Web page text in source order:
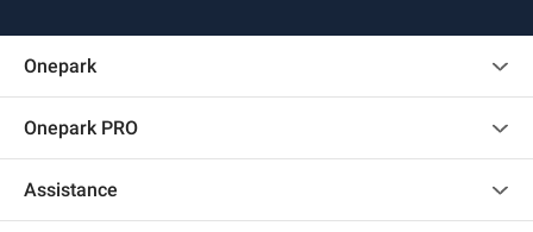
Onepark
Recrutement
Onepark PRO
Assistance